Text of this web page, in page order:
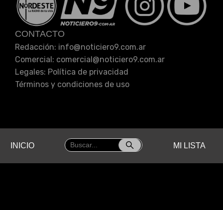
CONTACTO
Redacción: info@noticiero9.com.ar
Comercial: comercial@noticiero9.com.ar
Legales: Política de privacidad
Términos y condiciones de uso
INICIO MI LISTA